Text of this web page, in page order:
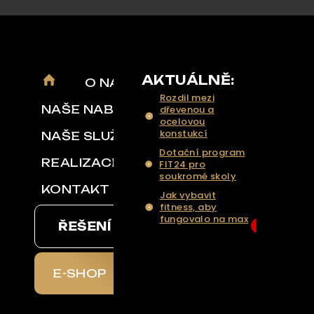
O NÁS
NAŠE NABÍDKA
NAŠE SLUŽBY
REALIZACE
KONTAKT
ŘEŠENÍ NA KLÍČ
E-SHOP
AKTUÁLNĚ:
Rozdil mezi
dřevenou a
ocelovou
konstukcí
Dotační program
FIT24 pro
soukromé skoly
Jak vybavit
fitness, aby
fungovalo na max